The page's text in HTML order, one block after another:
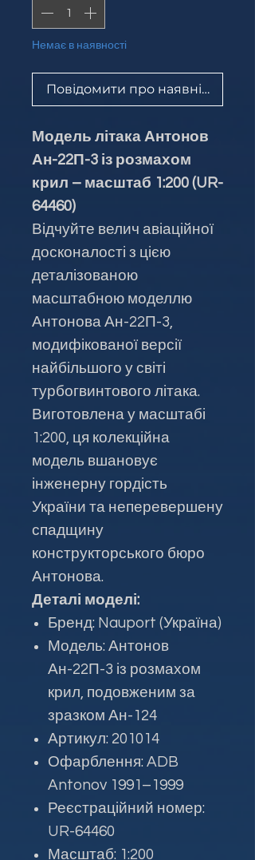
Немає в наявності
Повідомити про наявність
Модель літака Антонов
Ан-22П-3 із розмахом
крил – масштаб 1:200 (UR-
64460)
Відчуйте велич авіаційної
досконалості з цією
деталізованою
масштабною моделлю
Антонова Ан-22П-3,
модифікованої версії
найбільшого у світі
турбогвинтового літака.
Виготовлена у масштабі
1:200, ця колекційна
модель вшановує
інженерну гордість
України та неперевершену
спадщину
конструкторського бюро
Антонова.
Деталі моделі:
Бренд: Nauport (Україна)
Модель: Антонов
Ан-22П-3 із розмахом
крил, подовженим за
зразком Ан-124
Артикул: 201014
Офарблення: ADB
Antonov 1991–1999
Реєстраційний номер:
UR-64460
Масштаб: 1:200